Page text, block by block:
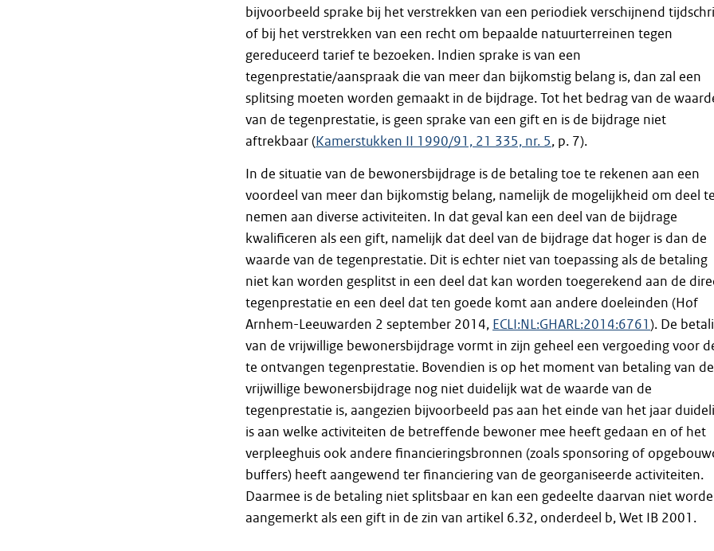
bijvoorbeeld sprake bij het verstrekken van een periodiek verschijnend
of bij het verstrekken van een recht om bepaalde natuurterreinen tegen
gereduceerd tarief te bezoeken. Indien sprake is van een
tegenprestatie/aanspraak die van meer dan bijkomstig belang is, dan zal een
splitsing moeten worden gemaakt in de bijdrage. Tot het bedrag van de
van de tegenprestatie, is geen sprake van een gift en is de bijdrage niet
aftrekbaar (Kamerstukken II 1990/91, 21 335, nr. 5, p. 7).
In de situatie van de bewonersbijdrage is de betaling toe te rekenen aan een
voordeel van meer dan bijkomstig belang, namelijk de mogelijkheid om deel
nemen aan diverse activiteiten. In dat geval kan een deel van de bijdrage
kwalificeren als een gift, namelijk dat deel van de bijdrage dat hoger is dan de
waarde van de tegenprestatie. Dit is echter niet van toepassing als de betaling
niet kan worden gesplitst in een deel dat kan worden toegerekend aan de
tegenprestatie en een deel dat ten goede komt aan andere doeleinden (Hof
Arnhem-Leeuwarden 2 september 2014, ECLI:NL:GHARL:2014:6761). De
van de vrijwillige bewonersbijdrage vormt in zijn geheel een vergoeding voor
te ontvangen tegenprestatie. Bovendien is op het moment van betaling van de
vrijwillige bewonersbijdrage nog niet duidelijk wat de waarde van de
tegenprestatie is, aangezien bijvoorbeeld pas aan het einde van het jaar
is aan welke activiteiten de betreffende bewoner mee heeft gedaan en of het
verpleeghuis ook andere financieringsbronnen (zoals sponsoring of
buffers) heeft aangewend ter financiering van de georganiseerde activiteiten.
Daarmee is de betaling niet splitsbaar en kan een gedeelte daarvan niet
aangemerkt als een gift in de zin van artikel 6.32, onderdeel b, Wet IB 2001.